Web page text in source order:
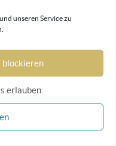
unseren Service zu
blockieren
erlauben